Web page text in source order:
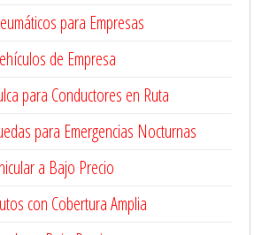
para Empresas
de Empresa
para Conductores en Ruta
para Emergencias Nocturnas
a Bajo Precio
con Cobertura Amplia